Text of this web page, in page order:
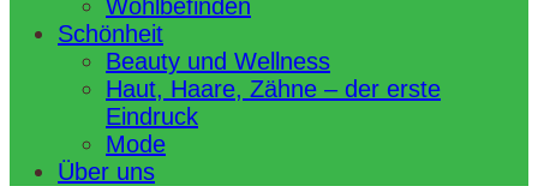
Wohlbefinden
Schönheit
Beauty und Wellness
Haut, Haare, Zähne – der erste
Eindruck
Mode
Über uns